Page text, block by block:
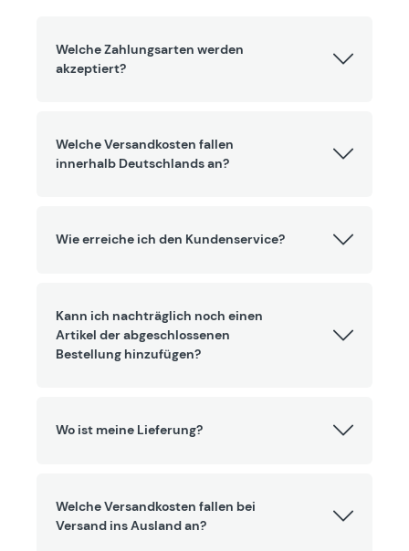
Welche Zahlungsarten werden
akzeptiert?
Welche Versandkosten fallen
innerhalb Deutschlands an?
Wie erreiche ich den Kundenservice?
Kann ich nachträglich noch einen
Artikel der abgeschlossenen
Bestellung hinzufügen?
Wo ist meine Lieferung?
Welche Versandkosten fallen bei
Versand ins Ausland an?